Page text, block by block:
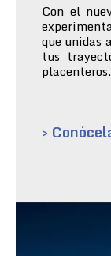
Con el
que unidas
tus
placenteros.
>